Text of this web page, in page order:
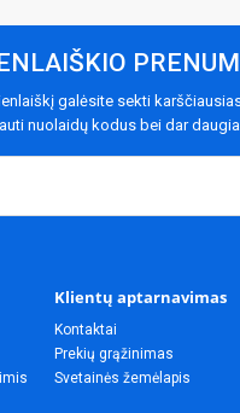
galėsite sekti
nuolaidų kodus bei dar
Klientų aptarnavimas
Kontaktai
Prekių grąžinimas
Svetainės žemėlapis